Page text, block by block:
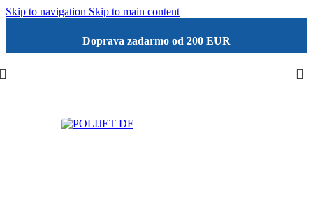
Skip to navigation Skip to main content
Doprava zadarmo od 200 EUR